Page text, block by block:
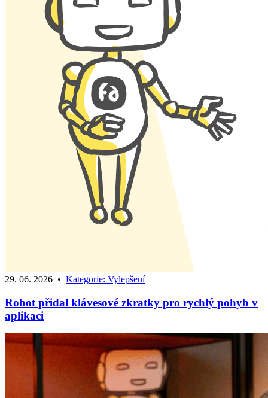
29. 06. 2026 • Kategorie: Vylepšení
Robot přidal klávesové zkratky pro rychlý pohyb v
aplikaci